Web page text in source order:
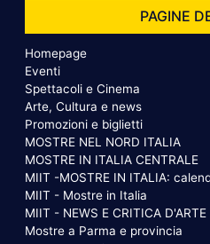
PAGINE
Homepage
Eventi
Spettacoli e Cinema
Arte, Cultura e news
Promozioni e biglietti
MOSTRE NEL NORD ITALIA
MOSTRE IN ITALIA CENTRALE
MIIT -MOSTRE IN ITALIA:
MIIT - Mostre in Italia
MIIT - NEWS E CRITICA D'ARTE
Mostre a Parma e provincia